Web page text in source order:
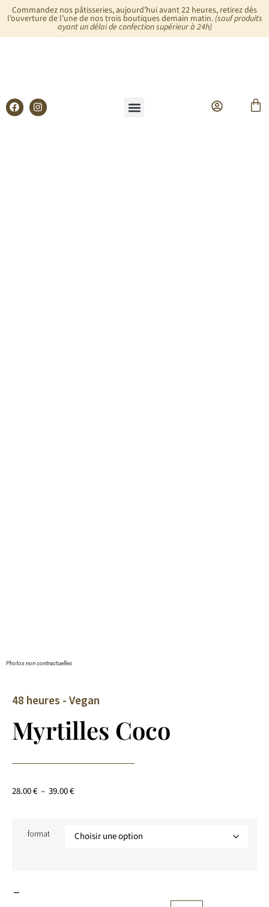
Commandez nos pâtisseries, aujourd’hui avant 22 heures, retirez dès
l’ouverture de l’une de nos trois boutiques demain matin. (sauf produits
ayant un délai de confection supérieur à 24h)
Photos non contractuelles
48 heures - Vegan
Myrtilles Coco
28.00€ – 39.00€
format